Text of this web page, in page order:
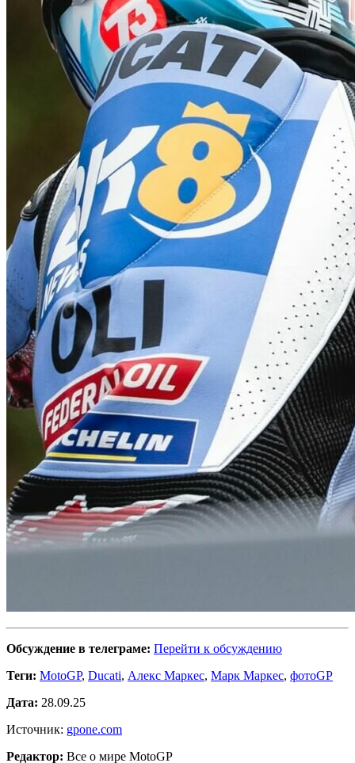
Обсуждение в телеграме: Перейти к обсуждению
Теги: MotoGP, Ducati, Алекс Маркес, Марк Маркес, фотоGP
Дата: 28.09.25
Источник: gpone.com
Редактор: Все о мире MotoGP